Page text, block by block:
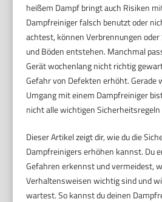
heißem Dampf bringt auch Risiken
Dampfreiniger falsch benutzt oder
achtest, können Verbrennungen oder
und Böden entstehen. Manchmal
Gerät wochenlang nicht richtig
Gefahr von Defekten erhöht. Gerade
Umgang mit einem Dampfreiniger
nicht alle wichtigen Sicherheitsregeln
Dieser Artikel zeigt dir, wie du die
Dampfreinigers erhöhen kannst. Du
Gefahren erkennst und vermeidest,
Verhaltensweisen wichtig sind und
wartest. So kannst du deinen